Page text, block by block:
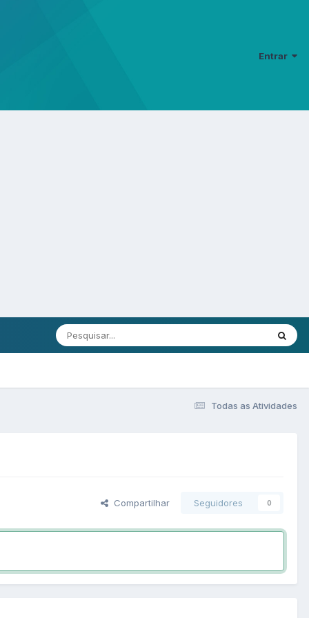
Entrar
Todas as Atividades
Compartilhar Seguidores 0